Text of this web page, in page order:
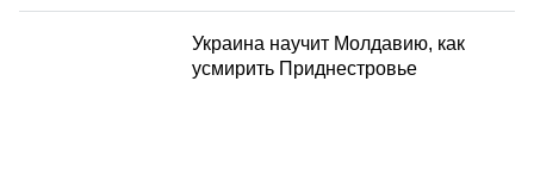
Украина научит Молдавию, как
усмирить Приднестровье